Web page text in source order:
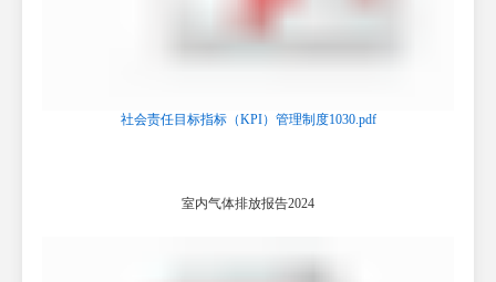
社会责任目标指标（KPI）管理制度1030.pdf
室内气体排放报告2024